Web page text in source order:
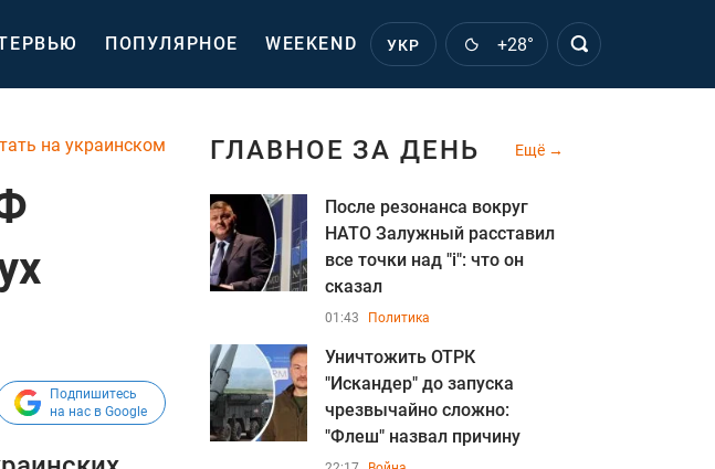
ПОПУЛЯРНОЕ WEEKEND УКР +28°
на украинском
Подпишитесь
на нас в Google
ГЛАВНОЕ ЗА ДЕНЬ Ещё
После резонанса вокруг
НАТО Залужный расставил
все точки над "i": что он
сказал
01:43 Политика
Уничтожить ОТРК
"Искандер" до запуска
чрезвычайно сложно:
"Флеш" назвал причину